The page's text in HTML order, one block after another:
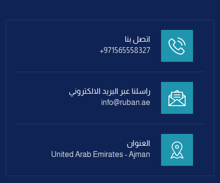
اتصل بنا
+971565558327
راسلنا عبر البريد الالكتروني
info@ruban.ae
العنوان
United Arab Emirates - Ajman